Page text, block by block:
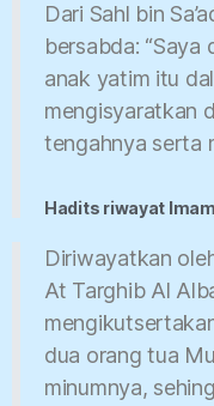
Dari Sahl bin
bersabda: “Saya
anak yatim itu
mengisyaratkan
tengahnya serta
Hadits riwayat
Diriwayatkan
At Targhib Al
dua orang tua
minumnya,